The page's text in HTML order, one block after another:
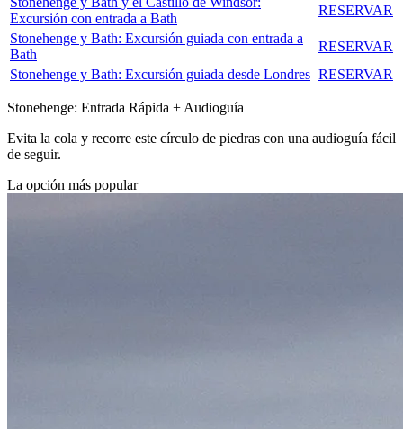
Excursión con entrada a Bath
RESERVAR
Stonehenge y Bath: Excursión guiada con entrada a
Bath
RESERVAR
Stonehenge y Bath: Excursión guiada desde Londres RESERVAR
Stonehenge: Entrada Rápida + Audioguía
Evita la cola y recorre este círculo de piedras con una audioguía fácil
de seguir.
La opción más popular